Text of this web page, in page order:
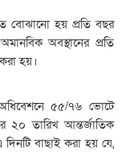
বোঝানো হয় প্রতি বছর
অবস্থানের প্রতি
হয়।
৫৫/৭৬ ভোটে
তারিখ আন্তর্জাতিক
বাছাই করা হয় যে,